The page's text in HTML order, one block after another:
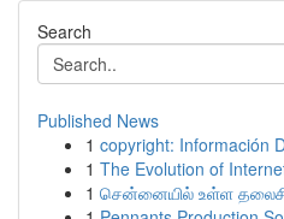
Search
Published News
1 copyright: Información
1 The Evolution of
1 சென்னையில் உள்ள